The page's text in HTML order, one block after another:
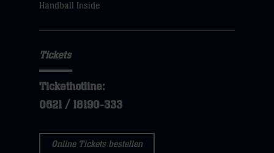
Handball Inside
Tickets
Tickethotline:
0621 / 18190-333
Online Tickets bestellen